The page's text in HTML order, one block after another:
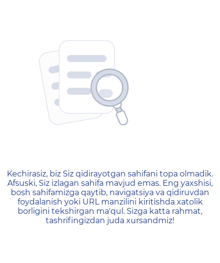
404 — Страница не
Kechirasiz, biz Siz qidirayotgan sahifani topa olmadik.
Afsuski, Siz izlagan sahifa mavjud emas. Eng yaxshisi,
bosh sahifamizga qaytib, navigatsiya va qidiruvdan
foydalanish yoki URL manzilini kiritishda xatolik
borligini tekshirgan ma'qul. Sizga katta rahmat,
tashrifingizdan juda xursandmiz!